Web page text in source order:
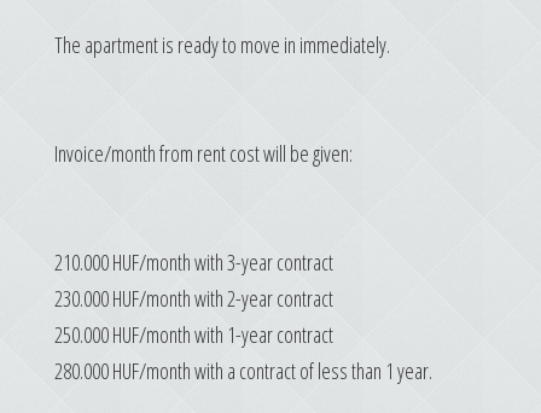
The apartment is ready to move in immediately.
Invoice/month from rent cost will be given:
210.000 HUF/month with 3-year contract
230.000 HUF/month with 2-year contract
250.000 HUF/month with 1-year contract
280.000 HUF/month with a contract of less than 1 year.